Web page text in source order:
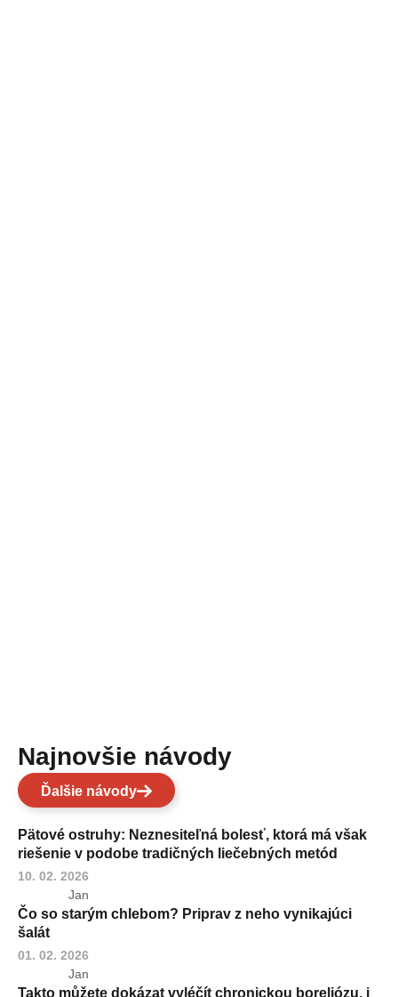
Najnovšie návody
Ďalšie návody
Pätové ostruhy: Neznesiteľná bolesť, ktorá má však
riešenie v podobe tradičných liečebných metód
10. 02. 2026
Jan
Čo so starým chlebom? Priprav z neho vynikajúci
šalát
01. 02. 2026
Jan
Takto můžete dokázat vyléčít chronickou boreliózu, i